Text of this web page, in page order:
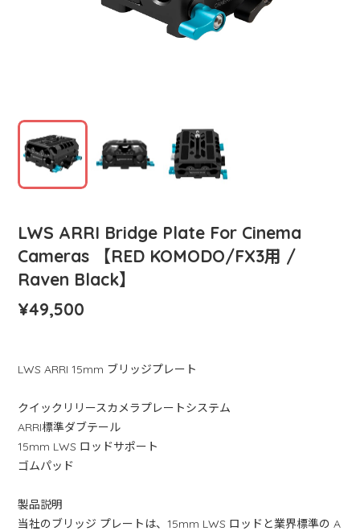
LWS ARRI Bridge Plate For Cinema
Cameras 【RED KOMODO/FX3用 /
Raven Black】
¥49,500
LWS ARRI 15mm ブリッジプレート
クイックリリースカメラプレートシステム
ARRI標準ダブテール
15mm LWS ロッドサポート
ゴムパッド
製品説明
当社のブリッジ プレートは、15mm LWS ロッドと業界標準の A